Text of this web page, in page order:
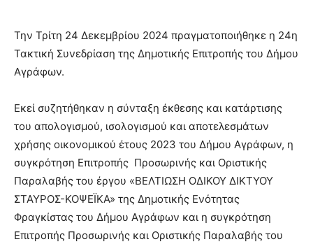
Την Τρίτη 24 Δεκεμβρίου 2024 πραγματοποιήθηκε η 24η
Τακτική Συνεδρίαση της Δημοτικής Επιτροπής του Δήμου
Αγράφων.
Εκεί συζητήθηκαν η σύνταξη έκθεσης και κατάρτισης
του απολογισμού, ισολογισμού και αποτελεσμάτων
χρήσης οικονομικού έτους 2023 του Δήμου Αγράφων, η
συγκρότηση Επιτροπής Προσωρινής και Οριστικής
Παραλαβής του έργου «ΒΕΛΤΙΩΣΗ ΟΔΙΚΟΥ ΔΙΚΤΥΟΥ
ΣΤΑΥΡΟΣ-ΚΟΨΕΪΚΑ» της Δημοτικής Ενότητας
Φραγκίστας του Δήμου Αγράφων και η συγκρότηση
Επιτροπής Προσωρινής και Οριστικής Παραλαβής του